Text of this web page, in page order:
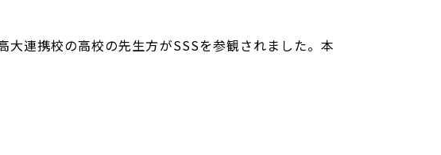
連携校の高校の先生方がSSSを参観されました。本